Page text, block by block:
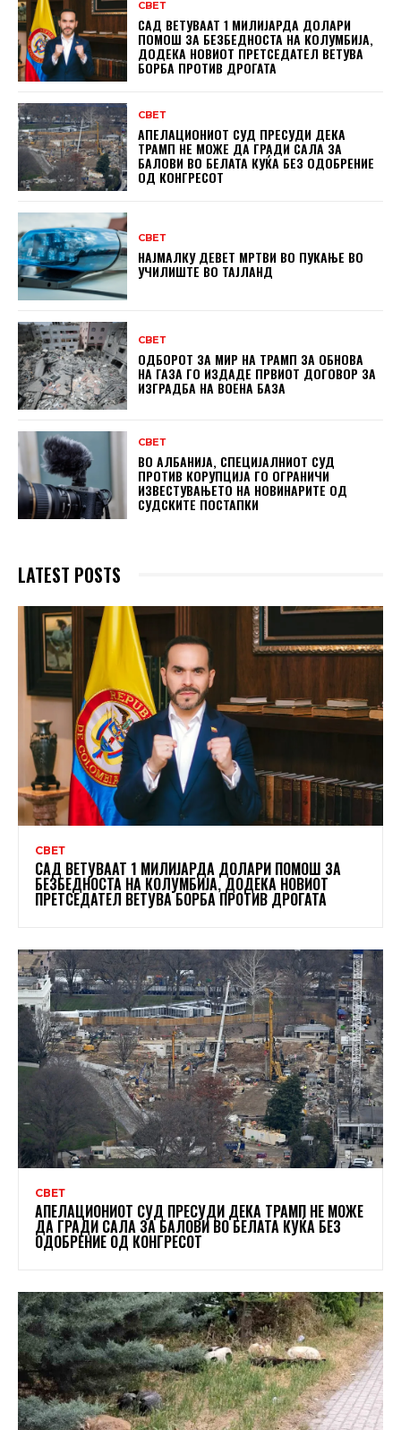
СВЕТ
САД ВЕТУВААТ 1 МИЛИЈАРДА ДОЛАРИ
ПОМОШ ЗА БЕЗБЕДНОСТА НА КОЛУМБИЈА,
ДОДЕКА НОВИОТ ПРЕТСЕДАТЕЛ ВЕТУВА
БОРБА ПРОТИВ ДРОГАТА
СВЕТ
АПЕЛАЦИОНИОТ СУД ПРЕСУДИ ДЕКА
ТРАМП НЕ МОЖЕ ДА ГРАДИ САЛА ЗА
БАЛОВИ ВО БЕЛАТА КУЌА БЕЗ ОДОБРЕНИЕ
ОД КОНГРЕСОТ
СВЕТ
НАЈМАЛКУ ДЕВЕТ МРТВИ ВО ПУКАЊЕ ВО
УЧИЛИШТЕ ВО ТАЈЛАНД
СВЕТ
ОДБОРОТ ЗА МИР НА ТРАМП ЗА ОБНОВА
НА ГАЗА ГО ИЗДАДЕ ПРВИОТ ДОГОВОР ЗА
ИЗГРАДБА НА ВОЕНА БАЗА
СВЕТ
ВО АЛБАНИЈА, СПЕЦИЈАЛНИОТ СУД
ПРОТИВ КОРУПЦИЈА ГО ОГРАНИЧИ
ИЗВЕСТУВАЊЕТО НА НОВИНАРИТЕ ОД
СУДСКИТЕ ПОСТАПКИ
LATEST POSTS
СВЕТ
САД ВЕТУВААТ 1 МИЛИЈАРДА ДОЛАРИ ПОМОШ ЗА
БЕЗБЕДНОСТА НА КОЛУМБИЈА, ДОДЕКА НОВИОТ
ПРЕТСЕДАТЕЛ ВЕТУВА БОРБА ПРОТИВ ДРОГАТА
СВЕТ
АПЕЛАЦИОНИОТ СУД ПРЕСУДИ ДЕКА ТРАМП НЕ МОЖЕ
ДА ГРАДИ САЛА ЗА БАЛОВИ ВО БЕЛАТА КУЌА БЕЗ
ОДОБРЕНИЕ ОД КОНГРЕСОТ